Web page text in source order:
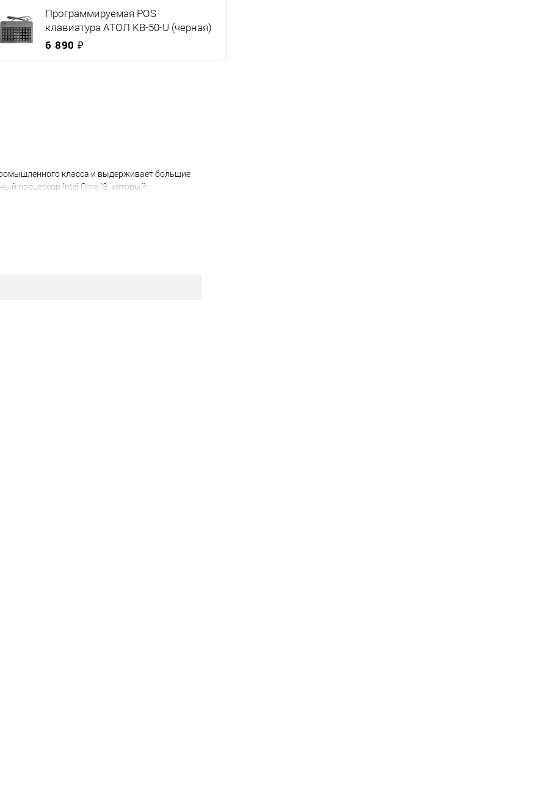
Программируемая POS
клавиатура АТОЛ KB-50-U (черная)
6 890 ₽
класса и выдерживает большие
процессор Intel Core I3, который
кассового ПО. Рассчитан на высокую
автоматическим отрезчиком чековой ленты
антибликовой подсветкой и прицелом
любым углом. Может работать без подзарядки
настольное и настенное крепление и
алгоритм декодирования для
считывать любые 1D и 2D штрих-коды.
7 банкнот, создан с учетом новых купюр
Оснащен надежный электромеханическим
и 13 видов таблиц международных
угол наклона и высота. Подключается по
каждой клавиши. Оснащена надежным